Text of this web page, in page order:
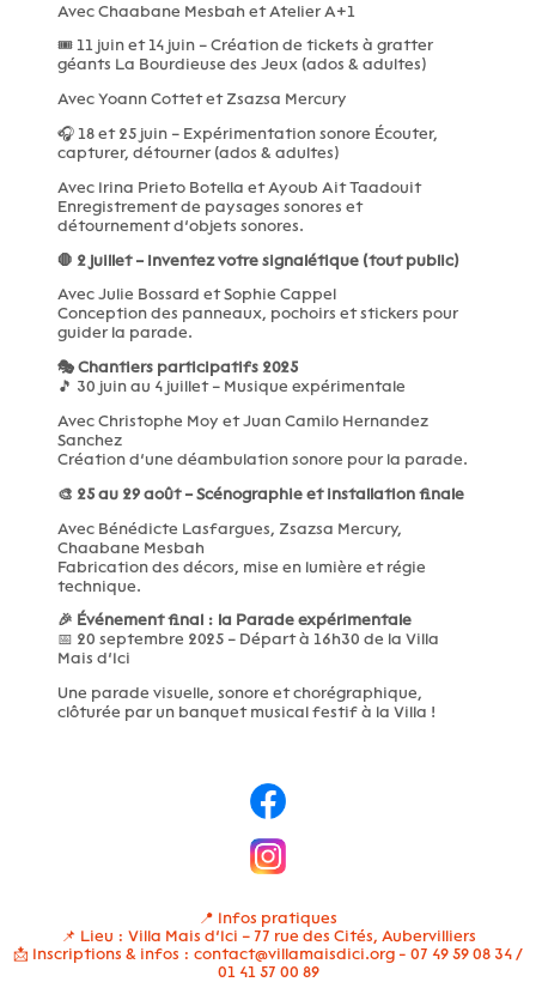
Avec Chaabane Mesbah et Atelier A+1
🎟️ 11 juin et 14 juin – Création de tickets à gratter
géants La Bourdieuse des Jeux (ados & adultes)
Avec Yoann Cottet et Zsazsa Mercury
🎧 18 et 25 juin – Expérimentation sonore Écouter,
capturer, détourner (ados & adultes)
Avec Irina Prieto Botella et Ayoub Ait Taadouit
Enregistrement de paysages sonores et
détournement d’objets sonores.
🛑 2 juillet – Inventez votre signalétique (tout public)
Avec Julie Bossard et Sophie Cappel
Conception des panneaux, pochoirs et stickers pour
guider la parade.
🎭 Chantiers participatifs 2025
🎵 30 juin au 4 juillet – Musique expérimentale
Avec Christophe Moy et Juan Camilo Hernandez
Sanchez
Création d’une déambulation sonore pour la parade.
🎨 25 au 29 août – Scénographie et installation finale
Avec Bénédicte Lasfargues, Zsazsa Mercury,
Chaabane Mesbah
Fabrication des décors, mise en lumière et régie
technique.
🎉 Événement final : la Parade expérimentale
📅 20 septembre 2025 – Départ à 16h30 de la Villa
Mais d’Ici
Une parade visuelle, sonore et chorégraphique,
clôturée par un banquet musical festif à la Villa !
📍 Infos pratiques
📌 Lieu : Villa Mais d’Ici – 77 rue des Cités, Aubervilliers
📩 Inscriptions & infos : contact@villamaisdici.org - 07 49 59 08 34 /
01 41 57 00 89